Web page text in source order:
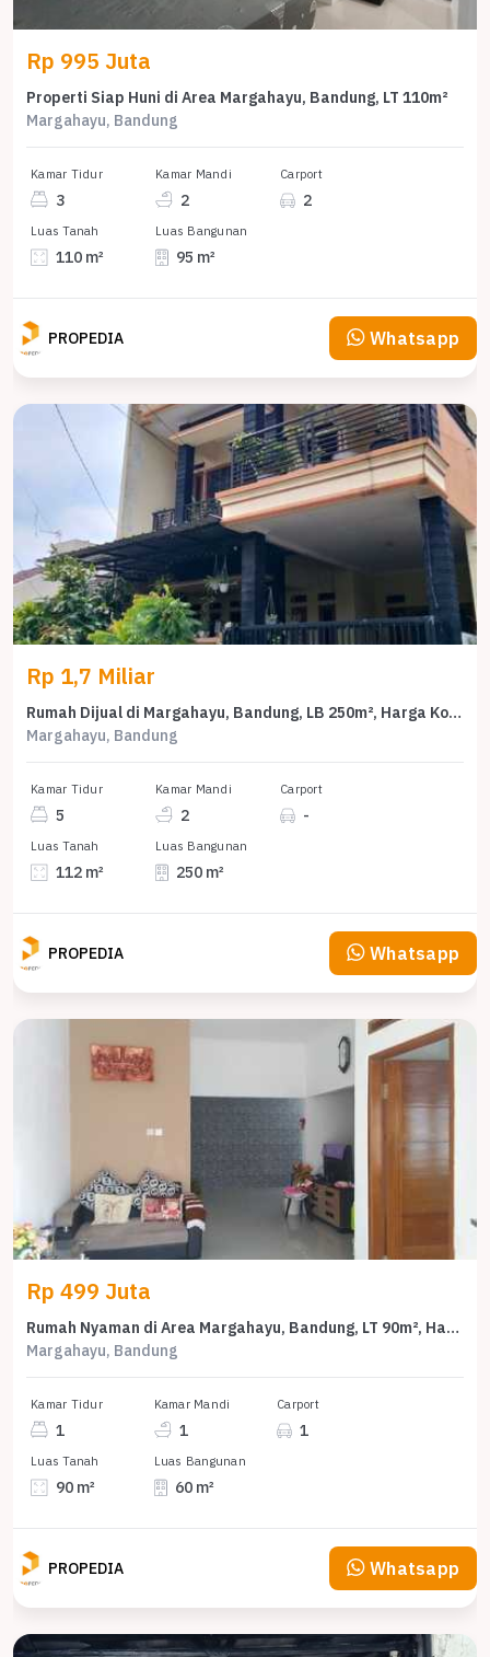
Rp 995 Juta
Properti Siap Huni di Area Margahayu, Bandung, LT 110m²
Margahayu, Bandung
Kamar Tidur
3
Kamar Mandi
2
Carport
2
Luas Tanah
110 m²
Luas Bangunan
95 m²
PROPEDIA Whatsapp
Rp 1,7 Miliar
Rumah Dijual di Margahayu, Bandung, LB 250m², Harga Kompetitif!
Margahayu, Bandung
Kamar Tidur
5
Kamar Mandi
2
Carport
-
Luas Tanah
112 m²
Luas Bangunan
250 m²
PROPEDIA Whatsapp
Rp 499 Juta
Rumah Nyaman di Area Margahayu, Bandung, LT 90m², Harga 499 Juta
Margahayu, Bandung
Kamar Tidur
1
Kamar Mandi
1
Carport
1
Luas Tanah
90 m²
Luas Bangunan
60 m²
PROPEDIA Whatsapp